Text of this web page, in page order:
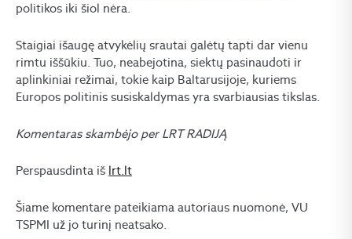
politikos iki šiol nėra.
Staigiai išaugę atvykėlių srautai galėtų tapti dar vienu
rimtu iššūkiu. Tuo, neabejotina, siektų pasinaudoti ir
aplinkiniai režimai, tokie kaip Baltarusijoje, kuriems
Europos politinis susiskaldymas yra svarbiausias tikslas.
Komentaras skambėjo per LRT RADIJĄ
Perspausdinta iš lrt.lt
Šiame komentare pateikiama autoriaus nuomonė, VU
TSPMI už jo turinį neatsako.